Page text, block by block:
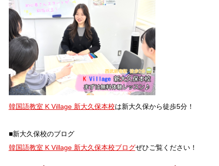
韓国語教室 K Village 新大久保本校は新大久保から徒歩5分！
■新大久保校のブログ
韓国語教室 K Village 新大久保本校ブログぜひご覧ください！